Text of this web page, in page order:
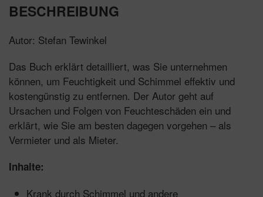
BESCHREIBUNG
Autor: Stefan Tewinkel
Das Buch erklärt detailliert, was Sie unternehmen
können, um Feuchtigkeit und Schimmel effektiv und
kostengünstig zu entfernen. Der Autor geht auf
Ursachen und Folgen von Feuchteschäden ein und
erklärt, wie Sie am besten dagegen vorgehen – als
Vermieter und als Mieter.
Inhalte:
Krank durch Schimmel und andere